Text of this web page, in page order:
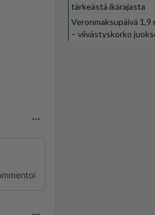
tärkeästä ikärajasta
Veronmaksupäivä 1,9
– viivästyskorko